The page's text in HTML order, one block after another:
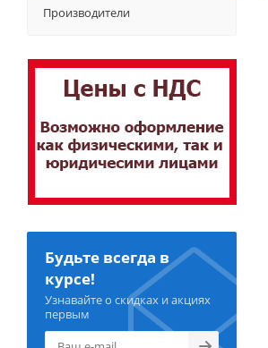
Производители
Будьте всегда в
курсе!
Узнавайте о скидках и акциях
первым